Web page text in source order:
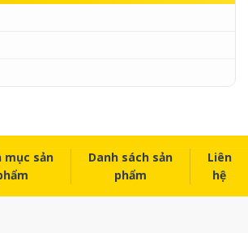
mục sản
Danh sách sản
phẩm
Liên
hệ